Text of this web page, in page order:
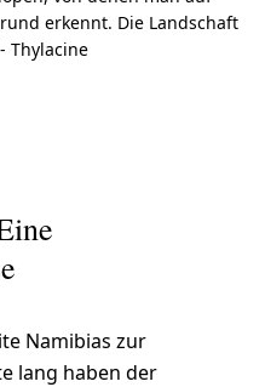
erkennt. Die Landschaft
Thylacine
Namibias zur
lang haben der